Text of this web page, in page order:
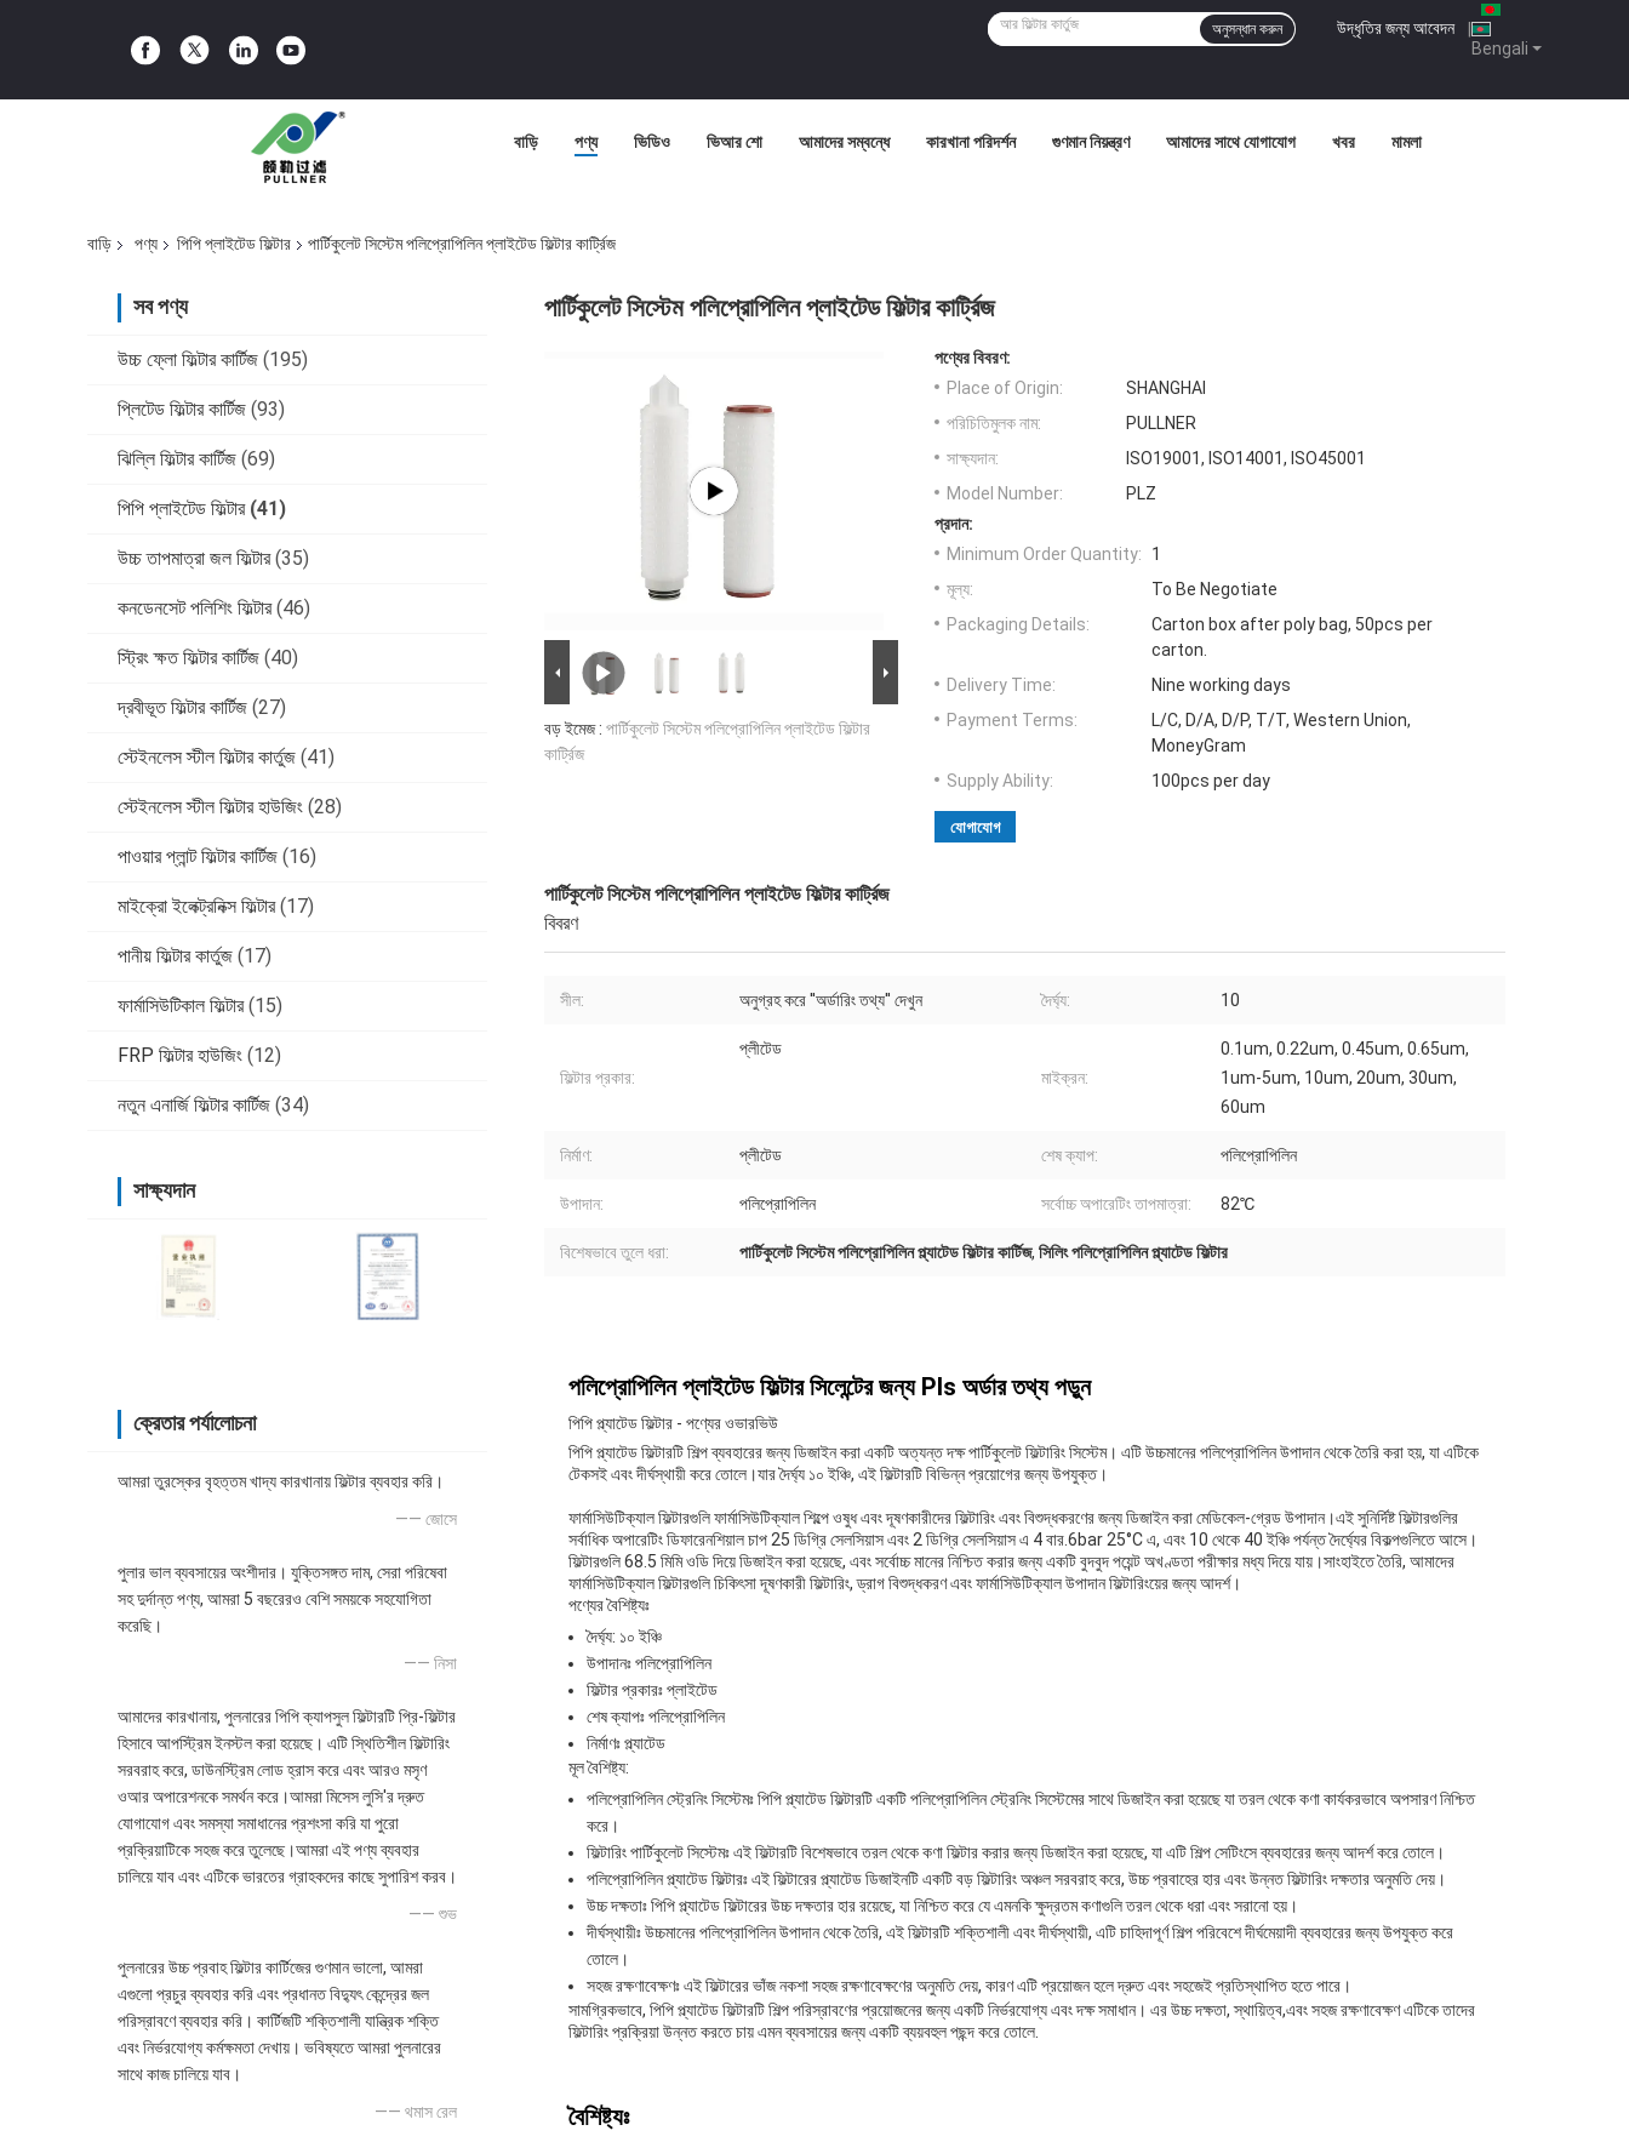
Bengali
উদ্ধৃতির জন্য আবেদন |
অনুসন্ধান করুন
বাড়ি পণ্য ভিডিও ভিআর শো আমাদের সম্বন্ধে কারখানা পরিদর্শন গুণমান নিয়ন্ত্রণ আমাদের সাথে যোগাযোগ খবর মামলা
বাড়ি পণ্য পিপি প্লাইটেড ফিল্টার পার্টিকুলেট সিস্টেম পলিপ্রোপিলিন প্লাইটেড ফিল্টার কার্ট্রিজ
সব পণ্য
উচ্চ ফ্লো ফিল্টার কার্টিজ (195)
প্লিটেড ফিল্টার কার্টিজ (93)
ঝিল্লি ফিল্টার কার্টিজ (69)
পিপি প্লাইটেড ফিল্টার (41)
উচ্চ তাপমাত্রা জল ফিল্টার (35)
কনডেনসেট পলিশিং ফিল্টার (46)
স্ট্রিং ক্ষত ফিল্টার কার্টিজ (40)
দ্রবীভূত ফিল্টার কার্টিজ (27)
স্টেইনলেস স্টীল ফিল্টার কার্তুজ (41)
স্টেইনলেস স্টীল ফিল্টার হাউজিং (28)
পাওয়ার প্লান্ট ফিল্টার কার্টিজ (16)
মাইক্রো ইলেক্ট্রনিক্স ফিল্টার (17)
পানীয় ফিল্টার কার্তুজ (17)
ফার্মাসিউটিকাল ফিল্টার (15)
FRP ফিল্টার হাউজিং (12)
নতুন এনার্জি ফিল্টার কার্টিজ (34)
সাক্ষ্যদান
ক্রেতার পর্যালোচনা
আমরা তুরস্কের বৃহত্তম খাদ্য কারখানায় ফিল্টার ব্যবহার করি।
—— জোসে
পুলার ভাল ব্যবসায়ের অংশীদার। যুক্তিসঙ্গত দাম, সেরা পরিষেবা
সহ দুর্দান্ত পণ্য, আমরা 5 বছরেরও বেশি সময়কে সহযোগিতা
করেছি।
—— নিসা
আমাদের কারখানায়, পুলনারের পিপি ক্যাপসুল ফিল্টারটি প্রি-ফিল্টার
হিসাবে আপস্ট্রিম ইনস্টল করা হয়েছে। এটি স্থিতিশীল ফিল্টারিং
সরবরাহ করে, ডাউনস্ট্রিম লোড হ্রাস করে এবং আরও মসৃণ
ওআর অপারেশনকে সমর্থন করে।আমরা মিসেস লুসি'র দ্রুত
যোগাযোগ এবং সমস্যা সমাধানের প্রশংসা করি যা পুরো
প্রক্রিয়াটিকে সহজ করে তুলেছে।আমরা এই পণ্য ব্যবহার
চালিয়ে যাব এবং এটিকে ভারতের গ্রাহকদের কাছে সুপারিশ করব।
—— শুভ
পুলনারের উচ্চ প্রবাহ ফিল্টার কার্টিজের গুণমান ভালো, আমরা
এগুলো প্রচুর ব্যবহার করি এবং প্রধানত বিদ্যুৎ কেন্দ্রের জল
পরিস্রাবণে ব্যবহার করি। কার্টিজটি শক্তিশালী যান্ত্রিক শক্তি
এবং নির্ভরযোগ্য কর্মক্ষমতা দেখায়। ভবিষ্যতে আমরা পুলনারের
সাথে কাজ চালিয়ে যাব।
—— থমাস রেল
পার্টিকুলেট সিস্টেম পলিপ্রোপিলিন প্লাইটেড ফিল্টার কার্ট্রিজ
বড় ইমেজ : পার্টিকুলেট সিস্টেম পলিপ্রোপিলিন প্লাইটেড ফিল্টার
কার্ট্রিজ
পণ্যের বিবরণ:
Place of Origin:
SHANGHAI
পরিচিতিমুলক নাম:
PULLNER
সাক্ষ্যদান:
ISO19001, ISO14001, ISO45001
Model Number:
PLZ
প্রদান:
Minimum Order Quantity:
1
মূল্য:
To Be Negotiate
Packaging Details:
Carton box after poly bag, 50pcs per
carton.
Delivery Time:
Nine working days
Payment Terms:
L/C, D/A, D/P, T/T, Western Union,
MoneyGram
Supply Ability:
100pcs per day
যোগাযোগ
পার্টিকুলেট সিস্টেম পলিপ্রোপিলিন প্লাইটেড ফিল্টার কার্ট্রিজ
বিবরণ
সীল: অনুগ্রহ করে ''অর্ডারিং তথ্য'' দেখুন দৈর্ঘ্য: 10
ফিল্টার প্রকার:
প্লীটেড
মাইক্রন:
0.1um, 0.22um, 0.45um, 0.65um,
1um-5um, 10um, 20um, 30um,
60um
নির্মাণ: প্লীটেড শেষ ক্যাপ: পলিপ্রোপিলিন
উপাদান: পলিপ্রোপিলিন সর্বোচ্চ অপারেটিং তাপমাত্রা: 82℃
বিশেষভাবে তুলে ধরা: পার্টিকুলেট সিস্টেম পলিপ্রোপিলিন প্ল্যাটেড ফিল্টার কার্টিজ, সিলিং পলিপ্রোপিলিন প্ল্যাটেড ফিল্টার
পলিপ্রোপিলিন প্লাইটেড ফিল্টার সিলেন্টের জন্য Pls অর্ডার তথ্য পড়ুন
পিপি প্ল্যাটেড ফিল্টার - পণ্যের ওভারভিউ
পিপি প্ল্যাটেড ফিল্টারটি শিল্প ব্যবহারের জন্য ডিজাইন করা একটি অত্যন্ত দক্ষ পার্টিকুলেট ফিল্টারিং সিস্টেম। এটি উচ্চমানের পলিপ্রোপিলিন উপাদান থেকে তৈরি করা হয়, যা এটিকে
টেকসই এবং দীর্ঘস্থায়ী করে তোলে।যার দৈর্ঘ্য ১০ ইঞ্চি, এই ফিল্টারটি বিভিন্ন প্রয়োগের জন্য উপযুক্ত।
ফার্মাসিউটিক্যাল ফিল্টারগুলি ফার্মাসিউটিক্যাল শিল্পে ওষুধ এবং দূষণকারীদের ফিল্টারিং এবং বিশুদ্ধকরণের জন্য ডিজাইন করা মেডিকেল-গ্রেড উপাদান।এই সুনির্দিষ্ট ফিল্টারগুলির
সর্বাধিক অপারেটিং ডিফারেনশিয়াল চাপ 25 ডিগ্রি সেলসিয়াস এবং 2 ডিগ্রি সেলসিয়াস এ 4 বার.6bar 25°C এ, এবং 10 থেকে 40 ইঞ্চি পর্যন্ত দৈর্ঘ্যের বিকল্পগুলিতে আসে।
ফিল্টারগুলি 68.5 মিমি ওডি দিয়ে ডিজাইন করা হয়েছে, এবং সর্বোচ্চ মানের নিশ্চিত করার জন্য একটি বুদবুদ পয়েন্ট অখণ্ডতা পরীক্ষার মধ্য দিয়ে যায়।সাংহাইতে তৈরি, আমাদের
ফার্মাসিউটিক্যাল ফিল্টারগুলি চিকিৎসা দূষণকারী ফিল্টারিং, ড্রাগ বিশুদ্ধকরণ এবং ফার্মাসিউটিক্যাল উপাদান ফিল্টারিংয়ের জন্য আদর্শ।
পণ্যের বৈশিষ্ট্যঃ
দৈর্ঘ্য: ১০ ইঞ্চি
উপাদানঃ পলিপ্রোপিলিন
ফিল্টার প্রকারঃ প্লাইটেড
শেষ ক্যাপঃ পলিপ্রোপিলিন
নির্মাণঃ প্ল্যাটেড
মূল বৈশিষ্ট্য:
পলিপ্রোপিলিন স্ট্রেনিং সিস্টেমঃ পিপি প্ল্যাটেড ফিল্টারটি একটি পলিপ্রোপিলিন স্ট্রেনিং সিস্টেমের সাথে ডিজাইন করা হয়েছে যা তরল থেকে কণা কার্যকরভাবে অপসারণ নিশ্চিত
করে।
ফিল্টারিং পার্টিকুলেট সিস্টেমঃ এই ফিল্টারটি বিশেষভাবে তরল থেকে কণা ফিল্টার করার জন্য ডিজাইন করা হয়েছে, যা এটি শিল্প সেটিংসে ব্যবহারের জন্য আদর্শ করে তোলে।
পলিপ্রোপিলিন প্ল্যাটেড ফিল্টারঃ এই ফিল্টারের প্ল্যাটেড ডিজাইনটি একটি বড় ফিল্টারিং অঞ্চল সরবরাহ করে, উচ্চ প্রবাহের হার এবং উন্নত ফিল্টারিং দক্ষতার অনুমতি দেয়।
উচ্চ দক্ষতাঃ পিপি প্ল্যাটেড ফিল্টারের উচ্চ দক্ষতার হার রয়েছে, যা নিশ্চিত করে যে এমনকি ক্ষুদ্রতম কণাগুলি তরল থেকে ধরা এবং সরানো হয়।
দীর্ঘস্থায়ীঃ উচ্চমানের পলিপ্রোপিলিন উপাদান থেকে তৈরি, এই ফিল্টারটি শক্তিশালী এবং দীর্ঘস্থায়ী, এটি চাহিদাপূর্ণ শিল্প পরিবেশে দীর্ঘমেয়াদী ব্যবহারের জন্য উপযুক্ত করে
তোলে।
সহজ রক্ষণাবেক্ষণঃ এই ফিল্টারের ভাঁজ নকশা সহজ রক্ষণাবেক্ষণের অনুমতি দেয়, কারণ এটি প্রয়োজন হলে দ্রুত এবং সহজেই প্রতিস্থাপিত হতে পারে।
সামগ্রিকভাবে, পিপি প্ল্যাটেড ফিল্টারটি শিল্প পরিস্রাবণের প্রয়োজনের জন্য একটি নির্ভরযোগ্য এবং দক্ষ সমাধান। এর উচ্চ দক্ষতা, স্থায়িত্ব,এবং সহজ রক্ষণাবেক্ষণ এটিকে তাদের
ফিল্টারিং প্রক্রিয়া উন্নত করতে চায় এমন ব্যবসায়ের জন্য একটি ব্যয়বহুল পছন্দ করে তোলে.
বৈশিষ্ট্যঃ